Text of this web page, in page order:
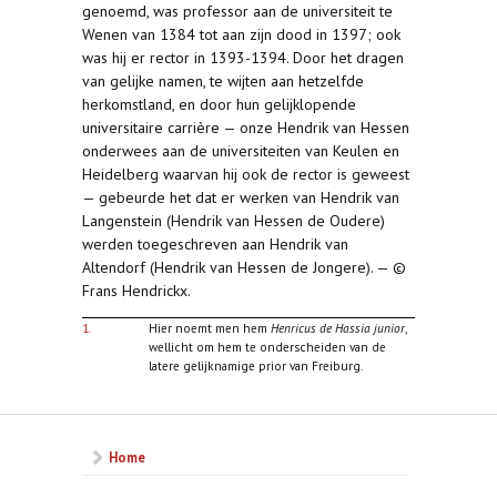
genoemd, was professor aan de universiteit te
Wenen van 1384 tot aan zijn dood in 1397; ook
was hij er rector in 1393-1394. Door het dragen
van gelijke namen, te wijten aan hetzelfde
herkomstland, en door hun gelijklopende
universitaire carrière — onze Hendrik van Hessen
onderwees aan de universiteiten van Keulen en
Heidelberg waarvan hij ook de rector is geweest
— gebeurde het dat er werken van Hendrik van
Langenstein (Hendrik van Hessen de Oudere)
werden toegeschreven aan Hendrik van
Altendorf (Hendrik van Hessen de Jongere). — ©
Frans Hendrickx.
1. Hier noemt men hem Henricus de Hassia junior,
wellicht om hem te onderscheiden van de
latere gelijknamige prior van Freiburg.
Home